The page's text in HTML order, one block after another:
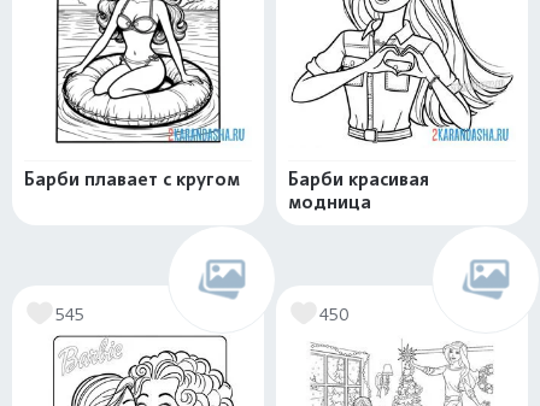
Барби плавает с кругом
Барби красивая
модница
545 450